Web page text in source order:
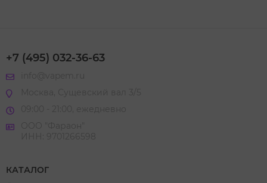
+7 (495) 032-36-63
КАТАЛОГ